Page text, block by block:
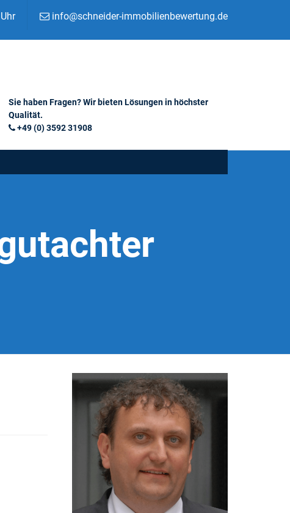
info@schneider-immobilienbewertung.de
Sie haben Fragen? Wir bieten Lösungen in höchster
Qualität.
+49 (0) 3592 31908